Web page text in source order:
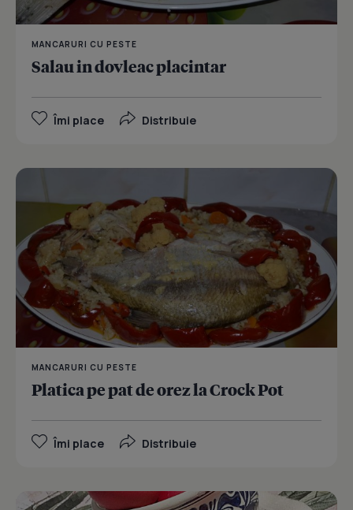
MANCARURI CU PESTE
Salau in dovleac placintar
Îmi place Distribuie
MANCARURI CU PESTE
Platica pe pat de orez la Crock Pot
Îmi place Distribuie